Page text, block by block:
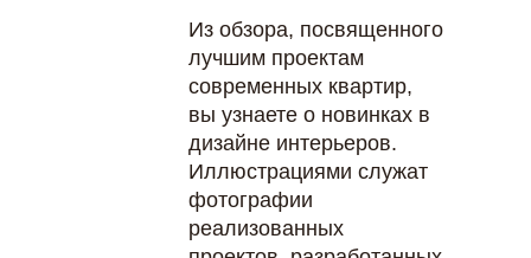
Из обзора, посвященного
лучшим проектам
современных квартир,
вы узнаете о новинках в
дизайне интерьеров.
Иллюстрациями служат
фотографии
реализованных